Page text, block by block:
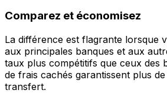
Comparez et économisez
La différence est flagrante lorsque
aux principales banques et aux
taux plus compétitifs que ceux des
de frais cachés garantissent plus
transfert.